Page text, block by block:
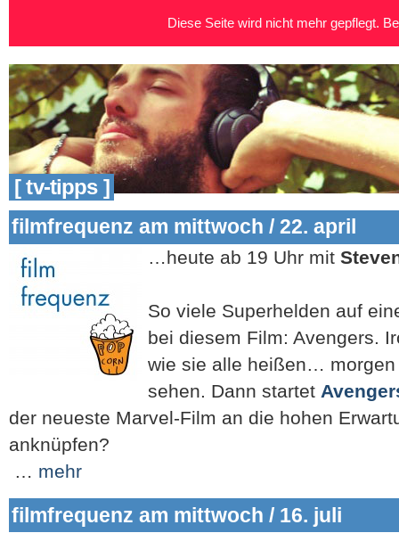
[ tv-tipps ]
filmfrequenz am mittwoch / 22. april
…heute ab 19 Uhr mit
So viele Superhelden auf
bei diesem Film: Avengers.
wie sie alle heißen…
sehen. Dann startet
der neueste Marvel-Film an die hohen
anknüpfen?
… mehr
filmfrequenz am mittwoch / 16. juli
Diese Seite wird nicht mehr gepflegt.